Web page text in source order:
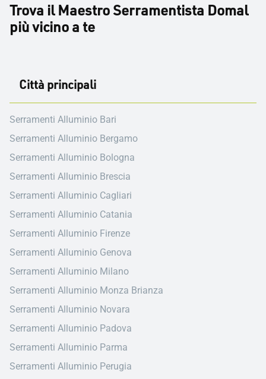
Trova il Maestro Serramentista Domal
più vicino a te
Città principali
Serramenti Alluminio Bari
Serramenti Alluminio Bergamo
Serramenti Alluminio Bologna
Serramenti Alluminio Brescia
Serramenti Alluminio Cagliari
Serramenti Alluminio Catania
Serramenti Alluminio Firenze
Serramenti Alluminio Genova
Serramenti Alluminio Milano
Serramenti Alluminio Monza Brianza
Serramenti Alluminio Novara
Serramenti Alluminio Padova
Serramenti Alluminio Parma
Serramenti Alluminio Perugia